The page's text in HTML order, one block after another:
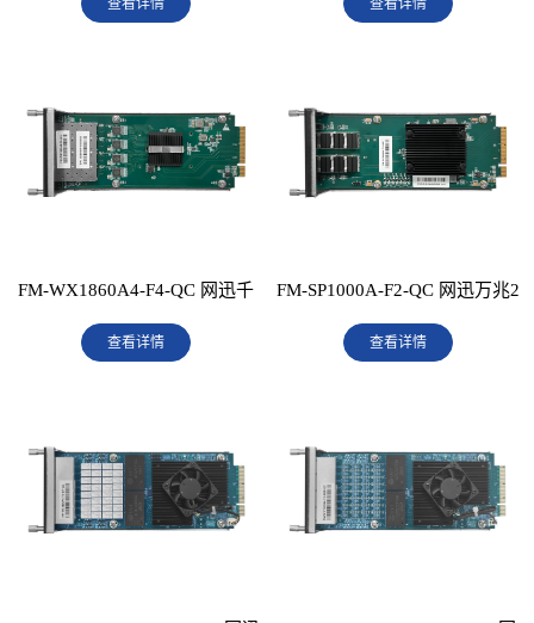
网迅千兆4光-2MBP扩展卡
查看详情 网迅千兆4光-2LBP扩展卡
查看详情
FM-WX1860A4-F4-QC 网迅千
兆4光口扩展卡
查看详情
FM-SP1000A-F2-QC 网迅万兆2
光口扩展卡
查看详情